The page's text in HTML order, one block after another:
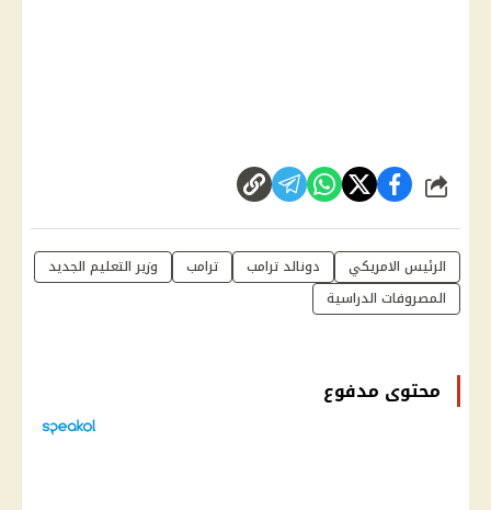
شارك
الرئيس الامريكي دونالد ترامب ترامب
وزير التعليم الجديد
المصروفات الدراسية
محتوى مدفوع